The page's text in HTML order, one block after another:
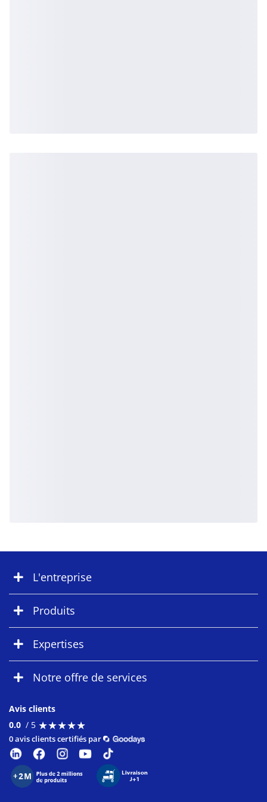
L'entreprise
Produits
Expertises
Notre offre de services
Avis clients
0.0 / 5 ★★★★★
★★★★★
0 avis clients certifiés par